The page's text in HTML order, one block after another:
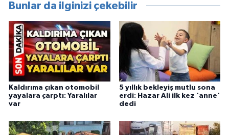
Bunlar da ilginizi çekebilir
Kaldırıma çıkan otomobil
yayalara çarptı: Yaralılar
var
5 yıllık bekleyiş mutlu sona
erdi: Hazar Ali ilk kez 'anne'
dedi